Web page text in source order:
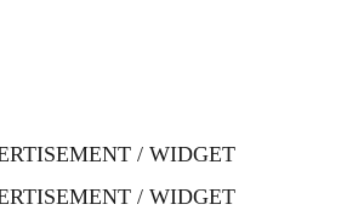
/ WIDGET
/ WIDGET